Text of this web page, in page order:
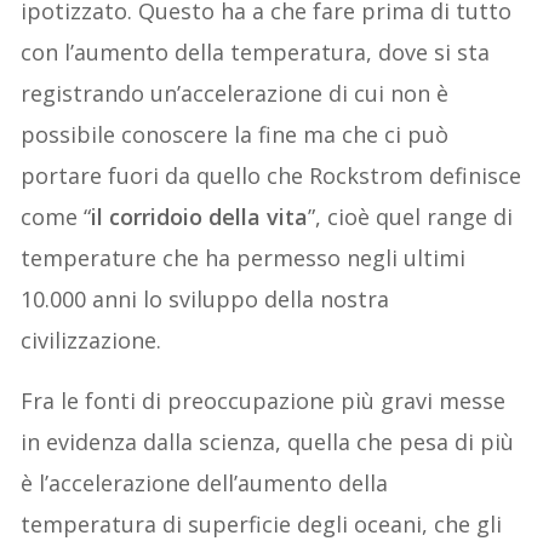
ipotizzato. Questo ha a che fare prima di tutto
con l’aumento della temperatura, dove si sta
registrando un’accelerazione di cui non è
possibile conoscere la fine ma che ci può
portare fuori da quello che Rockstrom definisce
come “il corridoio della vita”, cioè quel range di
temperature che ha permesso negli ultimi
10.000 anni lo sviluppo della nostra
civilizzazione.
Fra le fonti di preoccupazione più gravi messe
in evidenza dalla scienza, quella che pesa di più
è l’accelerazione dell’aumento della
temperatura di superficie degli oceani, che gli